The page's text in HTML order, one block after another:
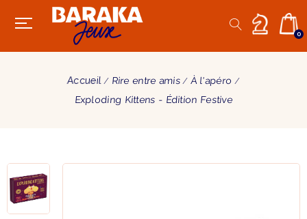
0
Accueil Rire entre amis
À l'apéro
Exploding Kittens - Édition Festive